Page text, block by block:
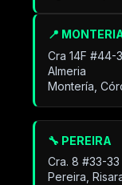
📍
Cra 14F #44-
Almeria
Montería,
🔧 PEREIRA
Cra. 8 #33-33
Pereira,